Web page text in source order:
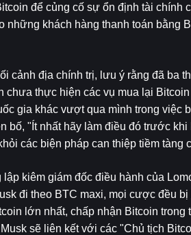
để củng cố sự ổn định tài chính
những khách hàng thanh toán bằng
cảnh địa chính trị, lưu ý rằng đã ba
chưa thực hiện các vụ mua lại
gia khác vượt qua mình trong
bố, "Ít nhất hãy làm điều đó trước
các biện pháp can thiệp tiềm tàng
kiêm giám đốc điều hành của
đi theo BTC maxi, mọi cược đều
lớn nhất, chấp nhận Bitcoin
sẽ liên kết với các "Chủ tịch